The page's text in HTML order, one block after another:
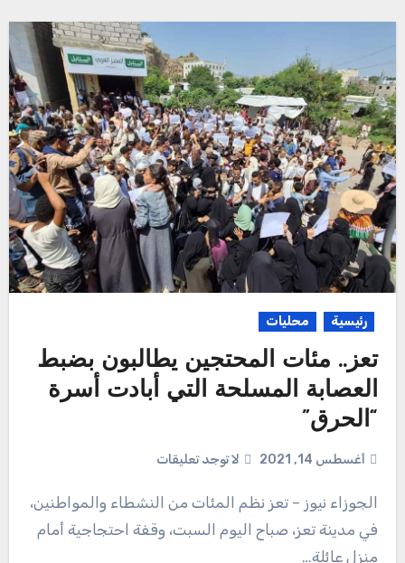
رئيسية محليات
تعز.. مئات المحتجين يطالبون بضبط
العصابة المسلحة التي أبادت أسرة
“الحرق”
أغسطس 14, 2021 لا توجد تعليقات
الجوزاء نيوز – تعز نظم المئات من النشطاء والمواطنين،
في مدينة تعز، صباح اليوم السبت، وقفة احتجاجية أمام
منزل عائلة…